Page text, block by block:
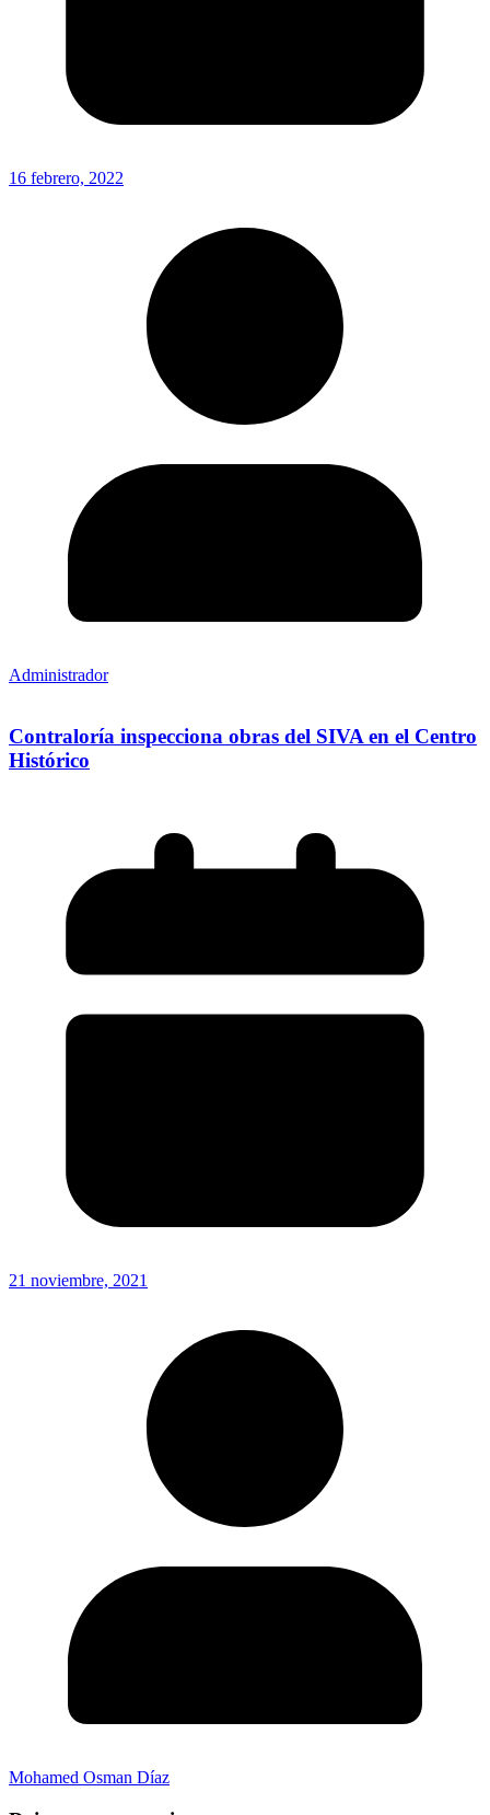
16 febrero, 2022
Administrador
Contraloría inspecciona obras del SIVA en el Centro
Histórico
21 noviembre, 2021
Mohamed Osman Díaz